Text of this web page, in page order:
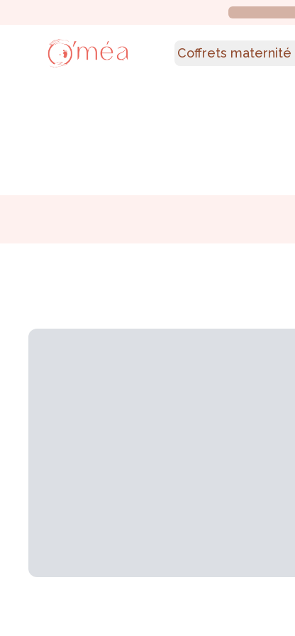
Coffrets maternité